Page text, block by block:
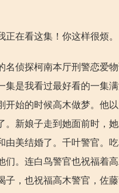
正在看这集！你这样很烦。
名侦探柯南本厅刑警恋爱
集是我看过最好看的一集
开始的时候高木做梦。他
。新娘子走到她面前时，
由美结婚了。千叶警官。
们。连白鸟警官也祝福着
子，也祝福高木警官，佐